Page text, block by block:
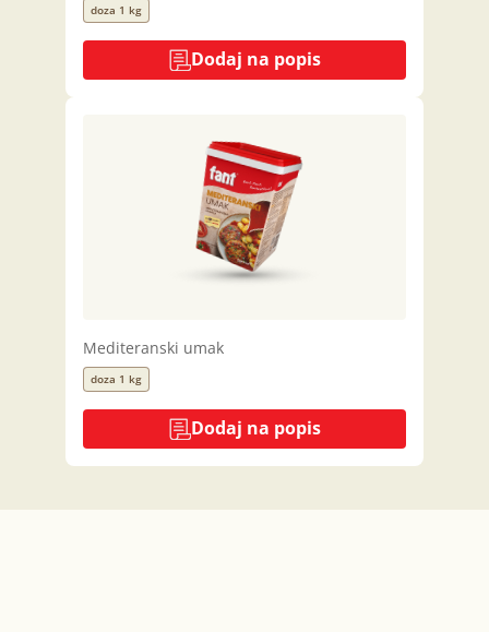
doza 1 kg
Dodaj na popis
Mediteranski umak
doza 1 kg
Dodaj na popis